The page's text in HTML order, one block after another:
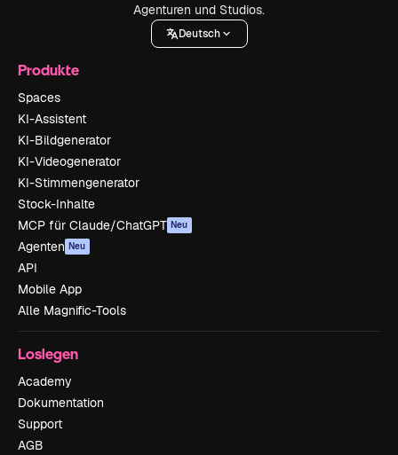
Agenturen und Studios.
Deutsch
Produkte
Spaces
KI-Assistent
KI-Bildgenerator
KI-Videogenerator
KI-Stimmengenerator
Stock-Inhalte
MCP für Claude/ChatGPT Neu
Agenten Neu
API
Mobile App
Alle Magnific-Tools
Loslegen
Academy
Dokumentation
Support
AGB